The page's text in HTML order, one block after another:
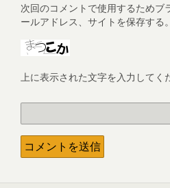
次回のコメントで使用するためブ
ールアドレス、サイトを保存する。
上に表示された文字を入力してく